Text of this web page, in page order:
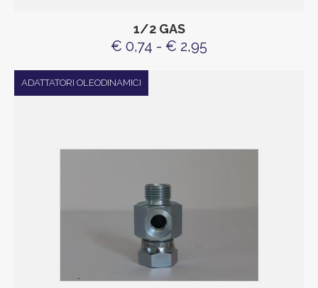
1/2 GAS
€ 0,74 - € 2,95
ADATTATORI OLEODINAMICI